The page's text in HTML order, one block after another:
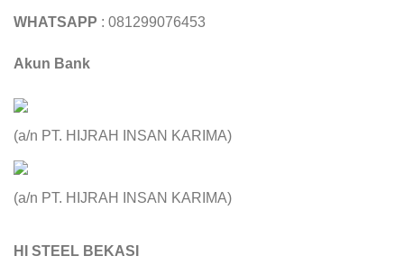
WHATSAPP : 081299076453
Akun Bank
(a/n PT. HIJRAH INSAN KARIMA)
(a/n PT. HIJRAH INSAN KARIMA)
HI STEEL BEKASI